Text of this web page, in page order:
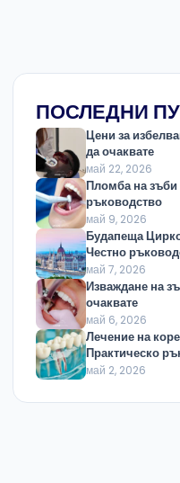
ПОСЛЕДНИ
Цени за
да очаквате
май 22, 2026
Пломба на
ръководство
май 9, 2026
Будапеща
Честно
май 7, 2026
Изваждане на
очаквате
май 6, 2026
Лечение на
Практическо
май 2, 2026